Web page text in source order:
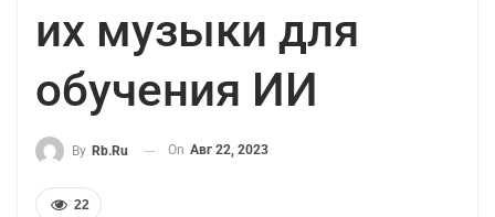
их музыки для
обучения ИИ
By Rb.ru On Авг 22, 2023
22